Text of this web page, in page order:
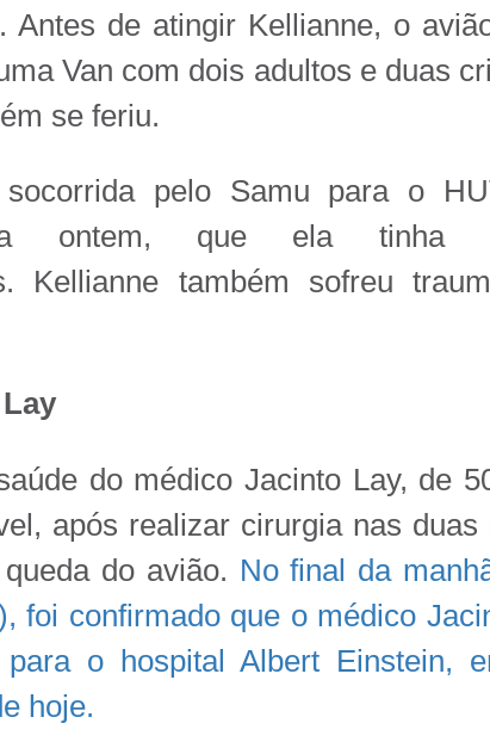
Antes de atingir Kellianne, o
Van com dois adultos e duas
se feriu.
pelo Samu para o
ontem, que ela tinha
Kellianne também sofreu
do médico Jacinto Lay, de
após realizar cirurgia nas duas
do avião. No final da
foi confirmado que o médico
para o hospital Albert Einstein,
hoje.